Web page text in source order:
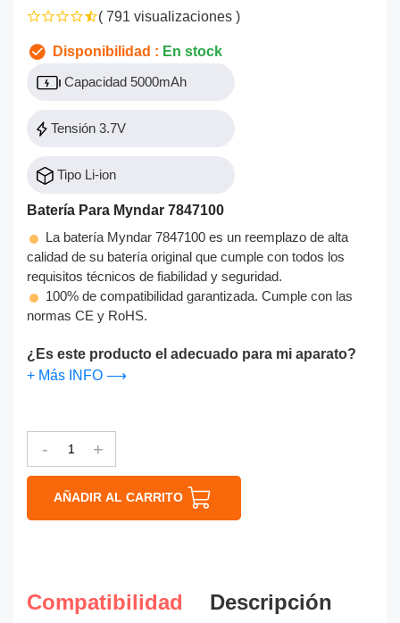
( 791 visualizaciones )
Disponibilidad : En stock
Capacidad 5000mAh
Tensión 3.7V
Tipo Li-ion
Batería Para Myndar 7847100
La batería Myndar 7847100 es un reemplazo de alta
calidad de su batería original que cumple con todos los
requisitos técnicos de fiabilidad y seguridad.
100% de compatibilidad garantizada. Cumple con las
normas CE y RoHS.
¿Es este producto el adecuado para mi aparato?
+ Más INFO ⟶
- +
AÑADIR AL CARRITO
Compatibilidad
Descripción